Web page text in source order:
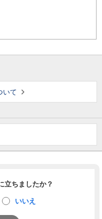
いて
立ちましたか？
いいえ